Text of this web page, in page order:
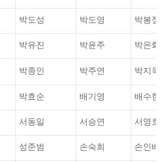
박도성 박도영 박봉정숙
박유진 박윤주 박은화
박종인 박주연 박지욱
박효순 배기영 배수현
서동일 서승연 서영호
성준범 손숙희 손인배